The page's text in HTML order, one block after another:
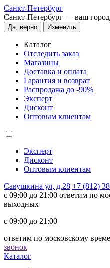
Санкт-Петербург
Санкт-Петербург — ваш
Да, верно Изменить
Каталог
Отследить заказ
Магазины
Доставка и оплата
Гарантия и возврат
Распродажа до -90%
Эксперт
Дисконт
Оптовым клиентам
Эксперт
Дисконт
Оптовым клиентам
Савушкина ул, д.28 +7 (812)
c 09:00 до 21:00 ответим по
выходных
c 09:00 до 21:00
ответим по московскому
звонок
Каталог